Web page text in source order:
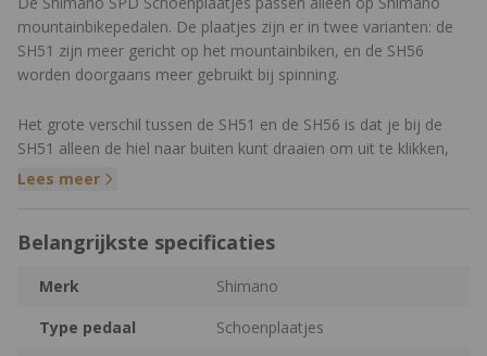
mountainbikepedalen. De plaatjes zijn er in twee varianten: de
SH51 zijn meer gericht op het mountainbiken, en de SH56
worden doorgaans meer gebruikt bij spinning.
Het grote verschil tussen de SH51 en de SH56 is dat je bij de
SH51 alleen de hiel naar buiten kunt draaien om uit te klikken,
terwijl je bij de SH56 uit kunt klikken door een willekeurige
Lees meer
Belangrijkste specificaties
Merk
Shimano
Type pedaal
Schoenplaatjes